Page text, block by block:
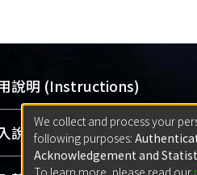
說明 (Instructions)
站簡介(Quickstart Guide)
用手冊(Instruction Manual)
說明 (Sign-in)
We collect and process your
following purposes:
Acknowledgement and
To learn more, please read our